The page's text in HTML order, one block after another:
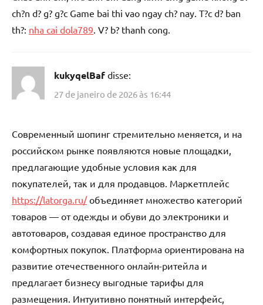
ch?n d? g? g?c Game bai thi vao ngay ch? nay. T?c d? ban
th?: nha cai dola789. V? b? thanh cong.
kukyqelBaf disse:
27 de janeiro de 2026 às 16:44
Современный шопинг стремительно меняется, и на
российском рынке появляются новые площадки,
предлагающие удобные условия как для
покупателей, так и для продавцов. Маркетплейс
https://latorga.ru/объединяет множество категорий
товаров — от одежды и обуви до электроники и
автотоваров, создавая единое пространство для
комфортных покупок. Платформа ориентирована на
развитие отечественного онлайн-ритейла и
предлагает бизнесу выгодные тарифы для
размещения. Интуитивно понятный интерфейс,